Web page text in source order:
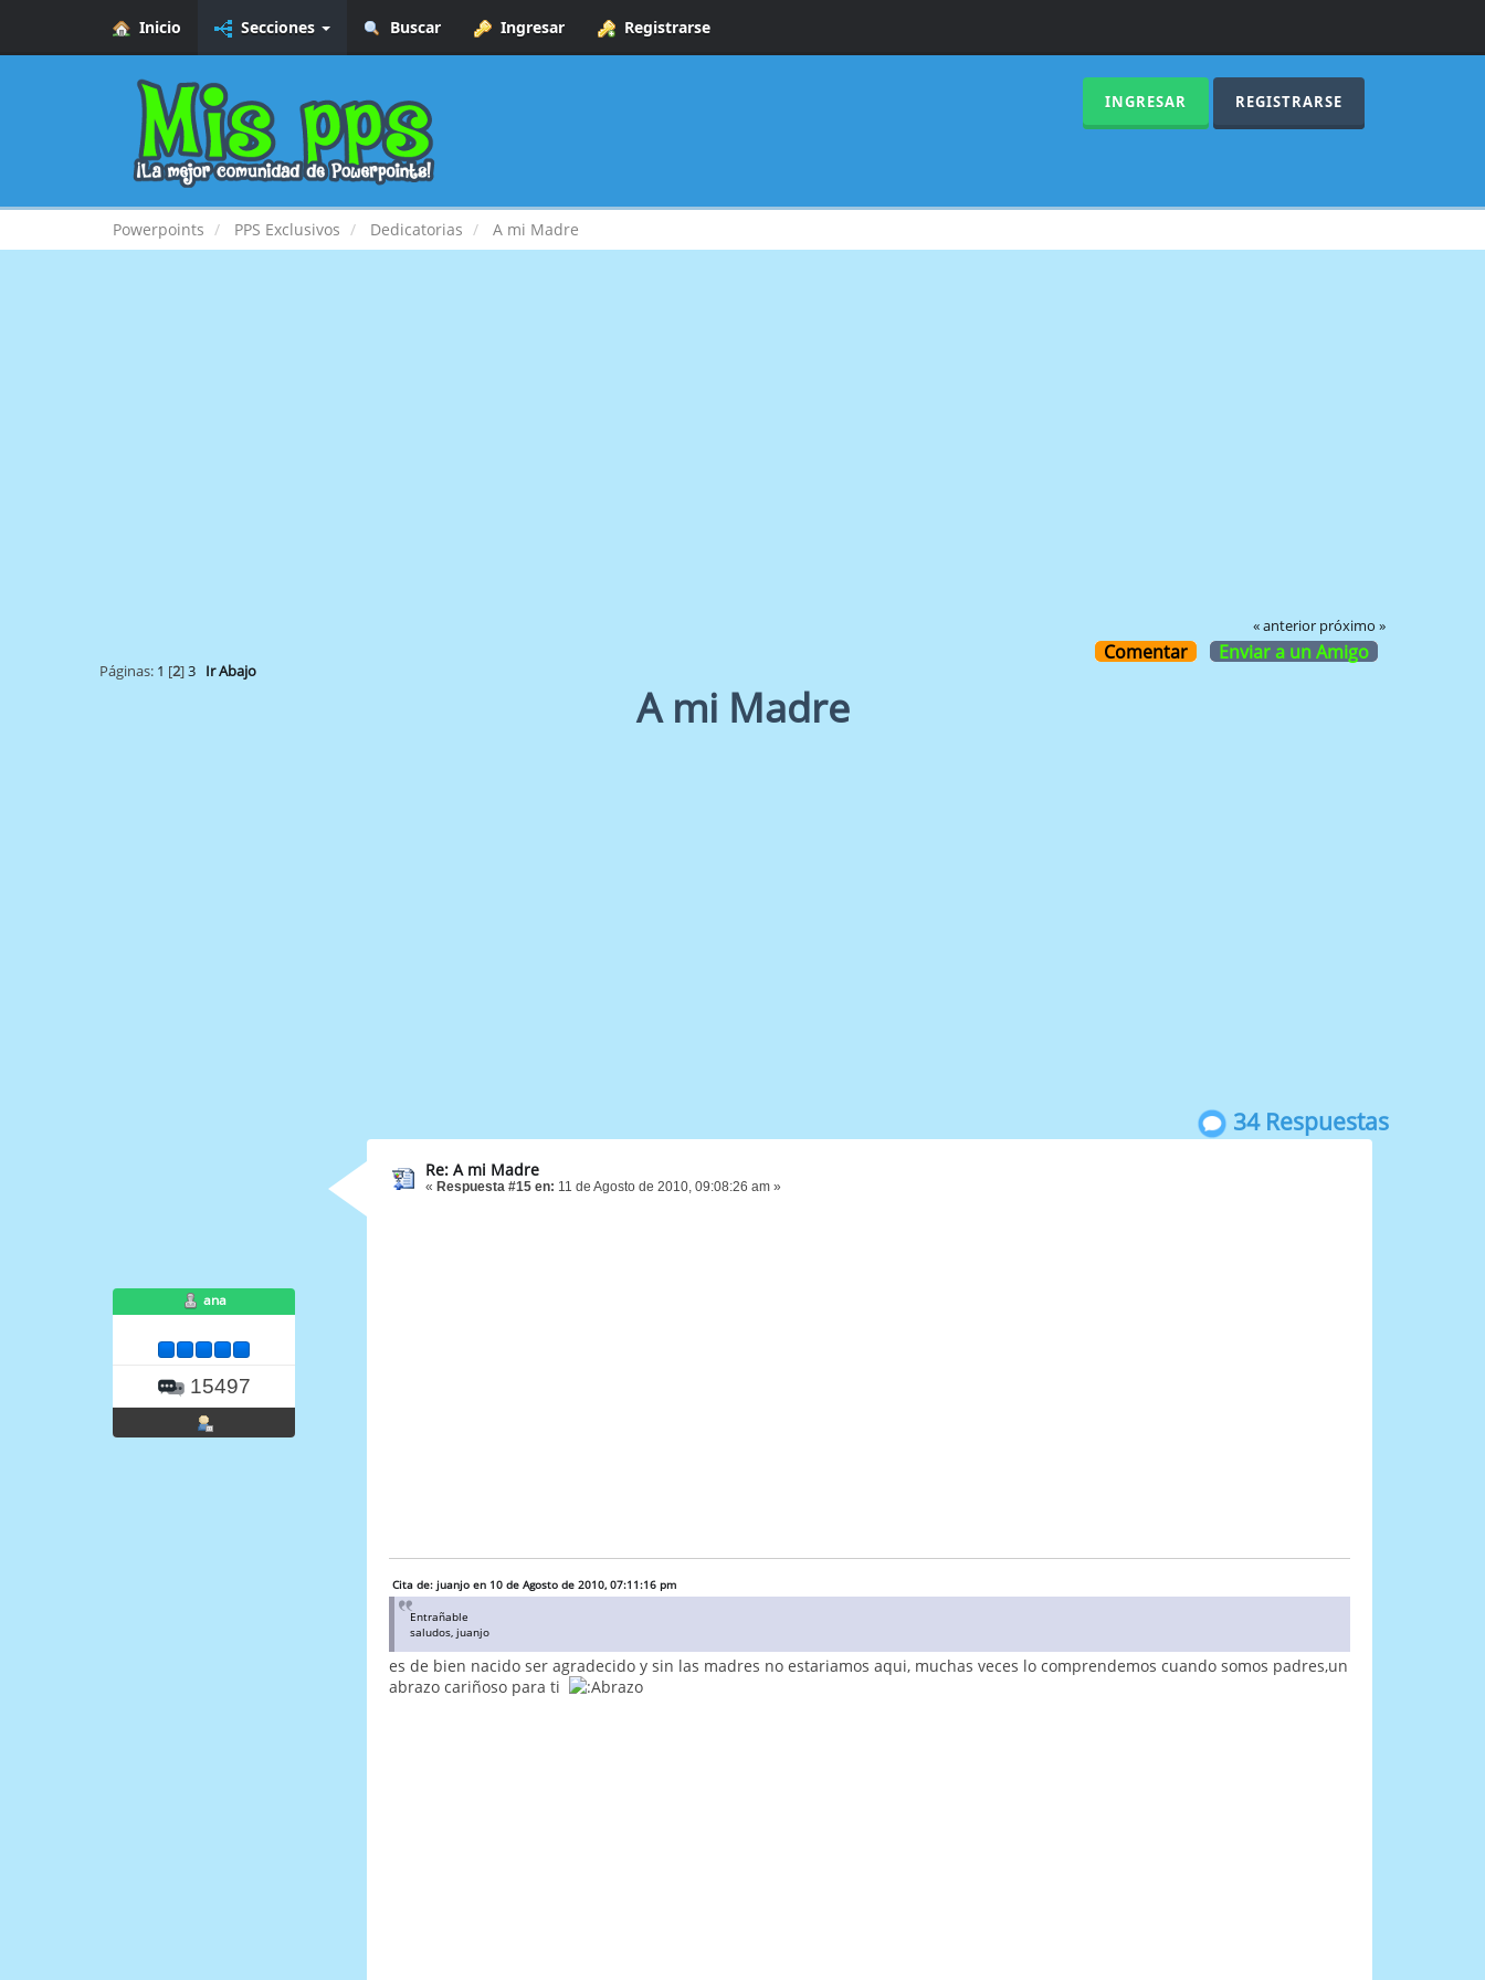
Inicio Secciones Buscar Ingresar Registrarse
INGRESAR REGISTRARSE
Powerpoints PPS Exclusivos Dedicatorias A mi Madre
« anterior próximo »
Comentar Enviar a un Amigo
Páginas: 1 [2]3 Ir Abajo
A mi Madre
34 Respuestas
ana
15497
Re: A mi Madre
« Respuesta #15 en: 11 de Agosto de 2010, 09:08:26 am »
Cita de: juanjo en 10 de Agosto de 2010, 07:11:16 pm
Entrañable
saludos, juanjo
es de bien nacido ser agradecido y sin las madres no estariamos aqui, muchas veces lo comprendemos cuando somos padres,un
abrazo cariñoso para ti